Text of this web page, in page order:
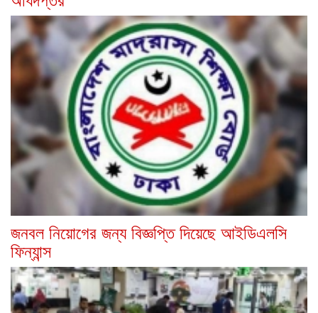
জনবল নিয়োগের জন্য বিজ্ঞপ্তি দিয়েছে আইডিএলসি
ফিন্যান্স